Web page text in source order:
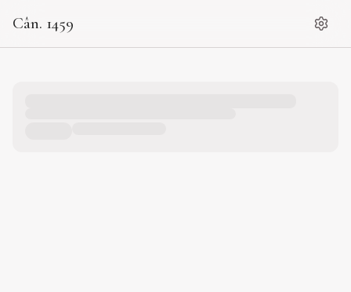
Cân. 1459